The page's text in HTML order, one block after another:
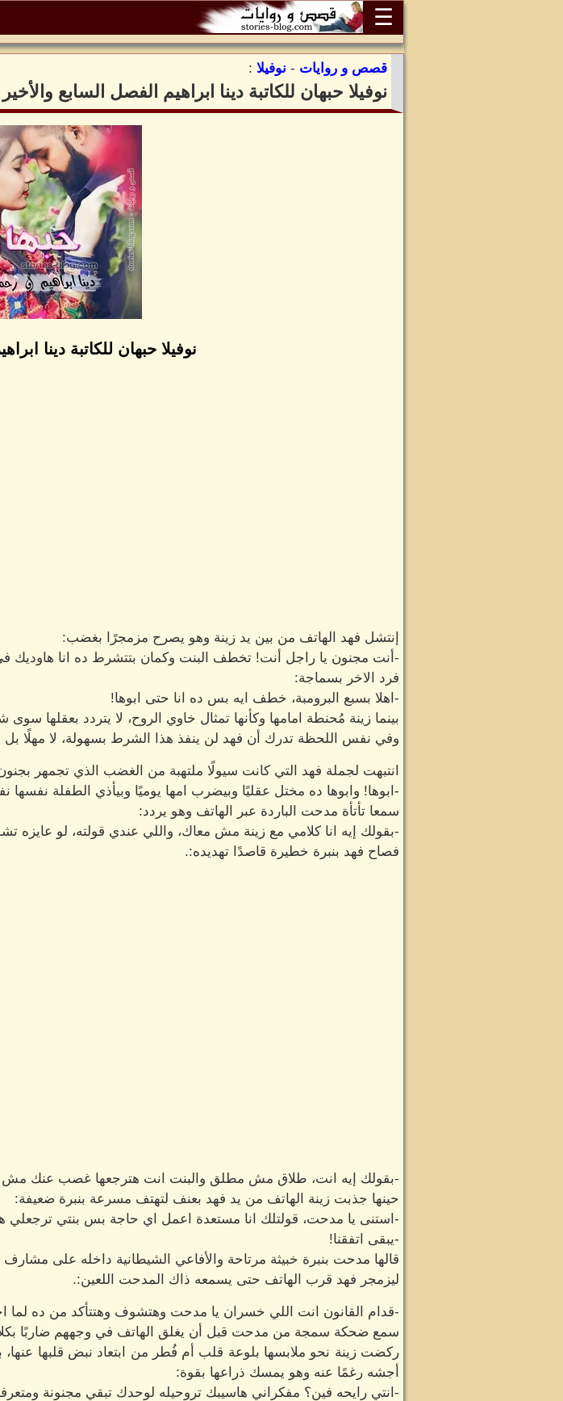
☰
قصص و روايات - نوفيلا :
نوفيلا حبهان للكاتبة دينا ابراهيم الفصل السابع والأخير
نوفيلا حبهان للكاتبة دينا
إنتشل فهد الهاتف من بين يد زينة وهو يصرح مزمجرًا بغضب:
-أنت مجنون يا راجل أنت! تخطف البنت وكمان بتتشرط ده انا هاوديك
فرد الاخر بسماجة:
-اهلا بسبع البرومبة، خطف ايه بس ده انا حتى ابوها!
بينما زينة مُحنطة امامها وكأنها تمثال خاوي الروح، لا يتردد
وفي نفس اللحظة تدرك أن فهد لن ينفذ هذا الشرط بسهولة، لا مهلًا بل
انتبهت لجملة فهد التي كانت سيولًا ملتهبة من الغضب الذي تجمهر
-ابوها! وابوها ده مختل عقليًا وبيضرب امها يوميًا وبيأذي الطفلة
سمعا تأتأة مدحت الباردة عبر الهاتف وهو يردد:
-بقولك إيه انا كلامي مع زينة مش معاك، واللي عندي قولته، لو عايزه
فصاح فهد بنبرة خطيرة قاصدًا تهديده:.
-بقولك إيه انت، طلاق مش مطلق والبنت انت هترجعها غصب عنك مش
حينها جذبت زينة الهاتف من يد فهد بعنف لتهتف مسرعة بنبرة ضعيفة:
-استنى يا مدحت، قولتلك انا مستعدة اعمل اي حاجة بس بنتي
-يبقى اتفقنا!
قالها مدحت بنبرة خبيثة مرتاحة والأفاعي الشيطانية داخله على مشارف
ليزمجر فهد قرب الهاتف حتى يسمعه ذاك المدحت اللعين:.
-قدام القانون انت اللي خسران يا مدحت وهتشوف وهتتأكد من ده لما
سمع ضحكة سمجة من مدحت قبل أن يغلق الهاتف في وجههم ضاربًا
ركضت زينة نحو ملابسها بلوعة قلب أم فُطر من ابتعاد نبض قلبها عنها،
أجشه رغمًا عنه وهو يمسك ذراعها بقوة:
-انتي رايحه فين؟ مفكراني هاسيبك تروحيله لوحدك تبقي مجنونة